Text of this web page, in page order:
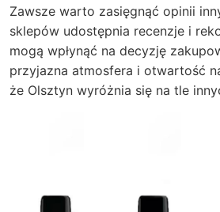
Zawsze warto zasięgnąć opinii
sklepów udostępnia recenzje i
mogą wpłynąć na decyzję
przyjazna atmosfera i otwartość
że Olsztyn wyróżnia się na tle